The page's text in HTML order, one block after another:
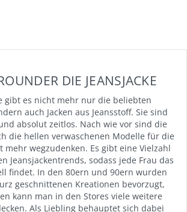
DIE JEANSJACKE
gibt es nicht mehr nur die beliebten
auch Jacken aus Jeansstoff. Sie sind
absolut zeitlos. Nach wie vor sind die
die hellen verwaschenen Modelle für die
mehr wegzudenken. Es gibt eine Vielzahl
Jeansjackentrends, sodass jede Frau das
findet. In den 80ern und 90ern wurden
geschnittenen Kreationen bevorzugt,
kann man in den Stores viele weitere
Als Liebling behauptet sich dabei